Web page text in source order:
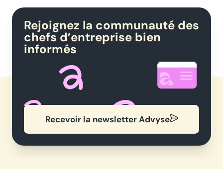
Rejoignez la communauté des
chefs d’entreprise bien
informés
Recevoir la newsletter Advyse